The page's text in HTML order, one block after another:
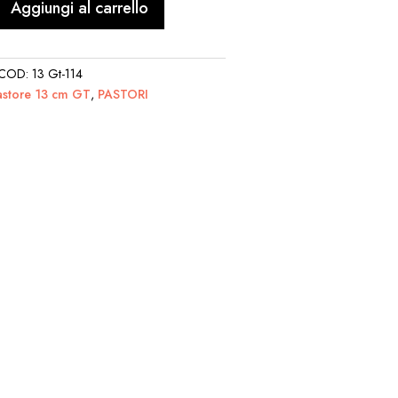
Aggiungi al carrello
13 Gt-114
13 cm GT, PASTORI